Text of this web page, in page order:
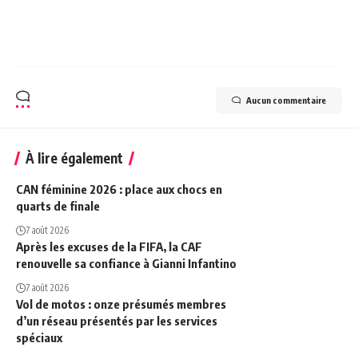
Aucun commentaire
À lire également
CAN féminine 2026 : place aux chocs en
quarts de finale
7 août 2026
Après les excuses de la FIFA, la CAF
renouvelle sa confiance à Gianni Infantino
7 août 2026
Vol de motos : onze présumés membres
d’un réseau présentés par les services
spéciaux